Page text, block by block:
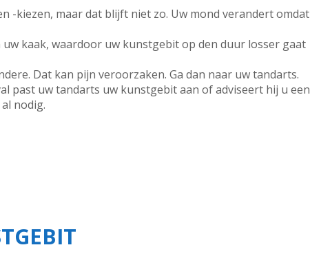
-kiezen, maar dat blijft niet zo. Uw mond verandert omdat
kaak, waardoor uw kunstgebit op den duur losser gaat
Dat kan pijn veroorzaken. Ga dan naar uw tandarts.
past uw tandarts uw kunstgebit aan of adviseert hij u een
nodig.